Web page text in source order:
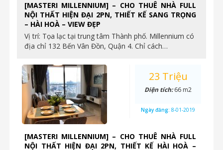
[MASTERI MILLENNIUM] – CHO THUÊ NHÀ FULL
NỘI THẤT HIỆN ĐẠI 2PN, THIẾT KẾ SANG TRỌNG
– HÀI HOÀ – VIEW ĐẸP
Vị trí: Tọa lạc tại trung tâm Thành phố. Millennium có
địa chỉ 132 Bến Vân Đồn, Quận 4. Chỉ cách…
[MASTERI MILLENNIUM] – CHO THUÊ NHÀ FULL
NỘI THẤT HIỆN ĐẠI 2PN, THIẾT KẾ HÀI HOÀ –
23 Triệu
Diện tích:66 m2
Ngày đăng: 8-01-2019